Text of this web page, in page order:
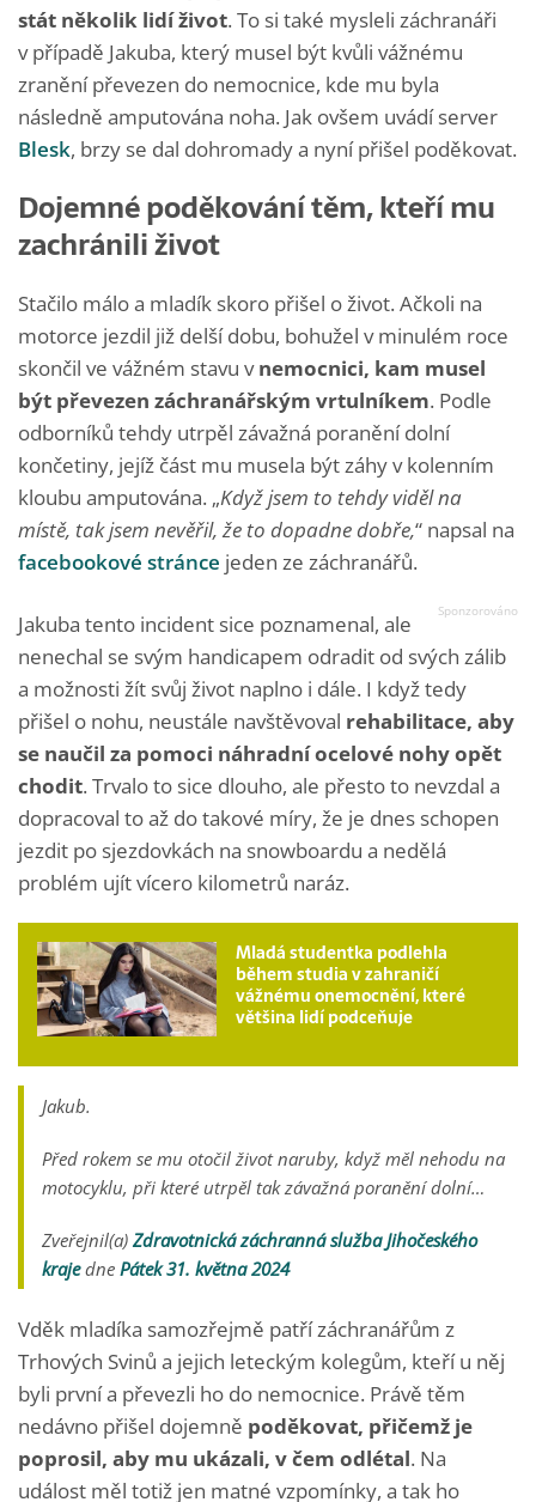
stát několik lidí život. To si také mysleli záchranáři
v případě Jakuba, který musel být kvůli vážnému
zranění převezen do nemocnice, kde mu byla
následně amputována noha. Jak ovšem uvádí server
Blesk, brzy se dal dohromady a nyní přišel poděkovat.
Dojemné poděkování těm, kteří mu
zachránili život
Stačilo málo a mladík skoro přišel o život. Ačkoli na
motorce jezdil již delší dobu, bohužel v minulém roce
skončil ve vážném stavu vnemocnici, kam musel
být převezen záchranářským vrtulníkem. Podle
odborníků tehdy utrpěl závažná poranění dolní
končetiny, jejíž část mu musela být záhy v kolenním
kloubu amputována. „Když jsem to tehdy viděl na
místě, tak jsem nevěřil, že to dopadne dobře,“ napsal na
facebookové stránce jeden ze záchranářů.
Jakuba tento incident sice poznamenal, ale
nenechal se svým handicapem odradit od svých zálib
a možnosti žít svůj život naplno i dále. I když tedy
přišel o nohu, neustále navštěvoval rehabilitace, aby
se naučil za pomoci náhradní ocelové nohy opět
chodit. Trvalo to sice dlouho, ale přesto to nevzdal a
dopracoval to až do takové míry, že je dnes schopen
jezdit po sjezdovkách na snowboardu a nedělá
problém ujít vícero kilometrů naráz.
Mladá studentka podlehla
během studia v zahraničí
vážnému onemocnění, které
většina lidí podceňuje
Jakub.
Před rokem se mu otočil život naruby, když měl nehodu na
motocyklu, při které utrpěl tak závažná poranění dolní…
Zveřejnil(a) Zdravotnická záchranná služba Jihočeského
krajedne Pátek 31. května 2024
Vděk mladíka samozřejmě patří záchranářům z
Trhových Svinů a jejich leteckým kolegům, kteří u něj
byli první a převezli ho do nemocnice. Právě těm
nedávno přišel dojemně poděkovat, přičemž je
poprosil, aby mu ukázali, v čem odlétal. Na
událost měl totiž jen matné vzpomínky, a tak ho